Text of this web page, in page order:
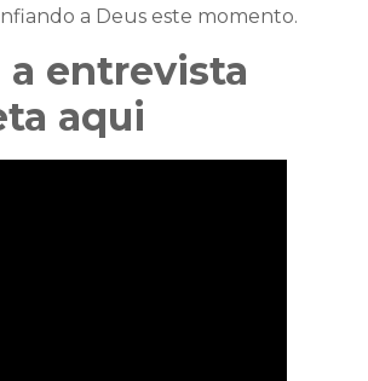
a Deus este momento.
a entrevista
aqui